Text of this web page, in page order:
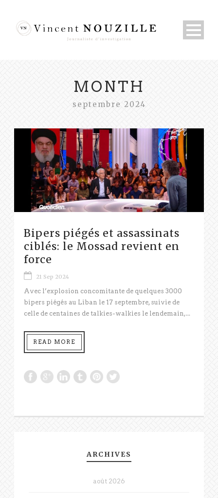
MONTH
septembre 2024
Bipers piégés et assassinats
ciblés: le Mossad revient en
force
21 Sep 2024
Avec l’explosion concomitante de quelques 3000
bipers piégés au Liban le 17 septembre, suivie de
celle de centaines de talkies-walkies le lendemain,...
READ MORE
ARCHIVES
août 2026